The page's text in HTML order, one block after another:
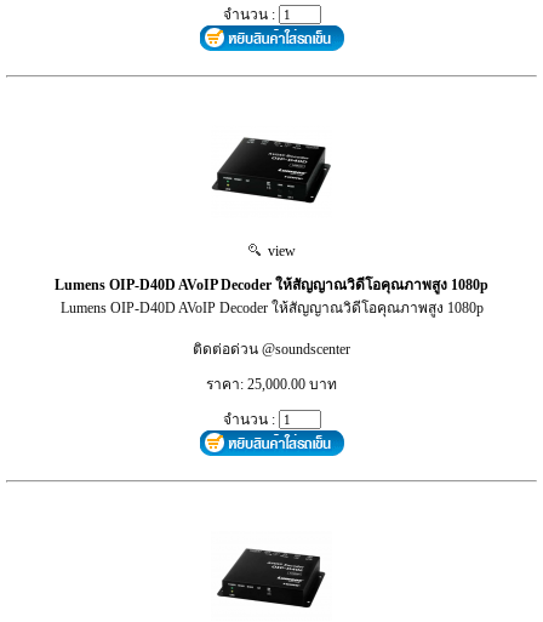
จำนวน :
view
Lumens OIP-D40D AVoIP Decoder ให้สัญญาณวิดีโอคุณภาพสูง 1080p
Lumens OIP-D40D AVoIP Decoder ให้สัญญาณวิดีโอคุณภาพสูง 1080p
ติดต่อด่วน @soundscenter
ราคา: 25,000.00 บาท
จำนวน :